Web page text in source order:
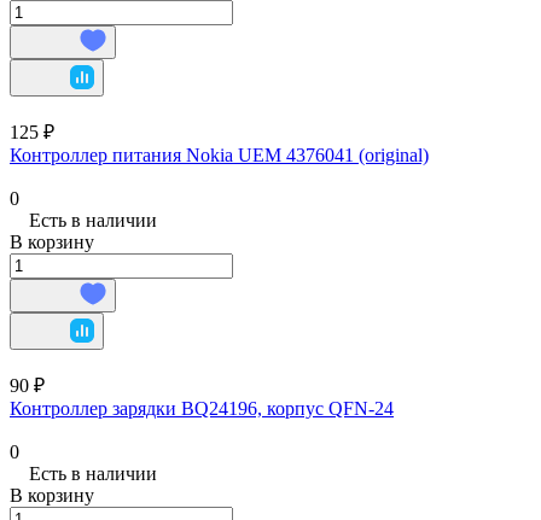
125 ₽
Контроллер питания Nokia UEM 4376041 (original)
0
Есть в наличии
В корзину
90 ₽
Контроллер зарядки BQ24196, корпус QFN-24
0
Есть в наличии
В корзину